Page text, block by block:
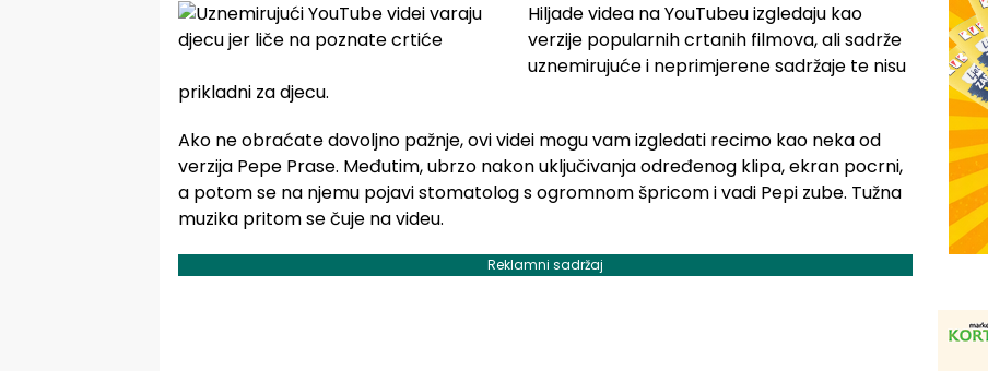
Hiljade videa na YouTubeu izgledaju kao
verzije popularnih crtanih filmova, ali sadrže
uznemirujuće i neprimjerene sadržaje te nisu
prikladni za djecu.
Ako ne obraćate dovoljno pažnje, ovi videi mogu vam izgledati recimo kao neka od
verzija Pepe Prase. Međutim, ubrzo nakon uključivanja određenog klipa, ekran pocrni,
a potom se na njemu pojavi stomatolog s ogromnom špricom i vadi Pepi zube. Tužna
muzika pritom se čuje na videu.
Reklamni sadržaj